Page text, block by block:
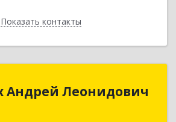
Показать контакты
Назад
Андрей Леонидович
Андрей Леонидович
обл, Алексеевский р-н,